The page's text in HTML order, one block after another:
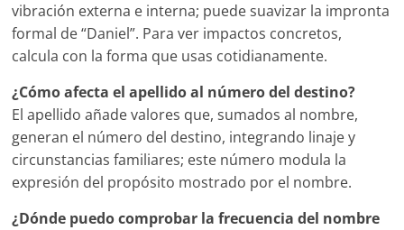
vibración externa e interna; puede suavizar la impronta
formal de “Daniel”. Para ver impactos concretos,
calcula con la forma que usas cotidianamente.
¿Cómo afecta el apellido al número del destino?
El apellido añade valores que, sumados al nombre,
generan el número del destino, integrando linaje y
circunstancias familiares; este número modula la
expresión del propósito mostrado por el nombre.
¿Dónde puedo comprobar la frecuencia del nombre